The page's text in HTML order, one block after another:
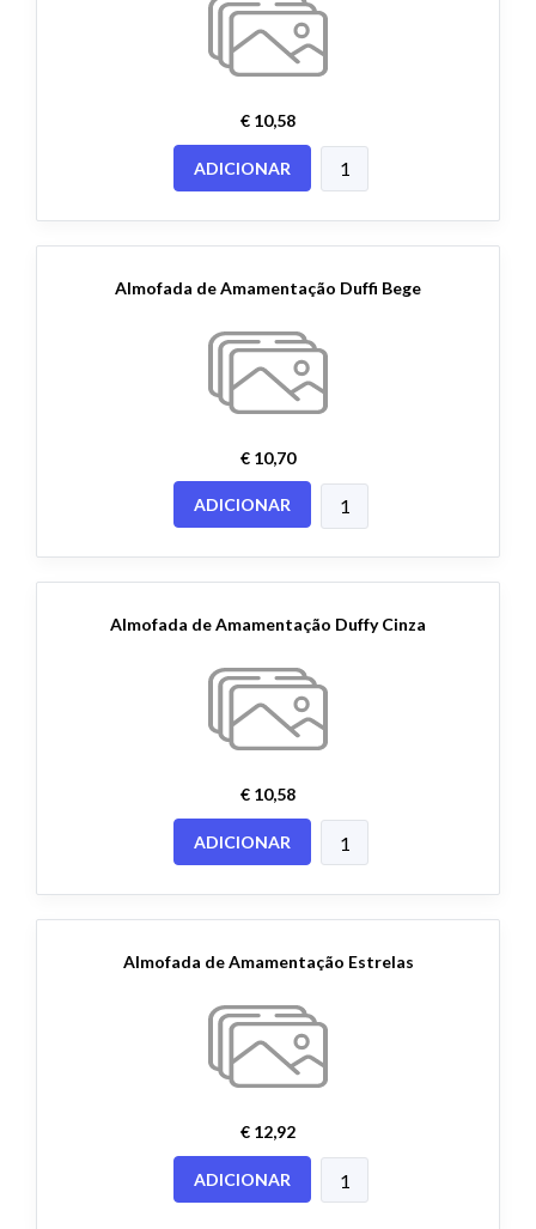
€ 10,58
ADICIONAR
Almofada de Amamentação Duffi Bege
€ 10,70
ADICIONAR
Almofada de Amamentação Duffy Cinza
€ 10,58
ADICIONAR
Almofada de Amamentação Estrelas
€ 12,92
ADICIONAR